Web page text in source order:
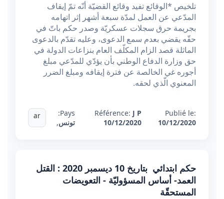
تلخيص *الوقائع تفيد وقائع القضيّة أنّه تمّ إيقاف
المدّعي عن العمل لمدّة سبعة أشهر إثر اتهامه
بجريمة حرق سجلات عسكريّة وصدر حكم باتّ في
حقّه يقضي بعدم سمع الدعوى، وعليه تقدّم بالدعوى
الماثلة قصد الزام المكلّف العام بنزاعات الدولة في
حق وزارة الدفاع الوطني بأن يؤدّي للمدّعي مبلغ
أجوره غي الخالصة عن فترة إيقافه ومبلغ الضرر
المعنوي الّذي لحقه.
Publié le:
10/12/2020
Référence: J P
10/12/2020
Pays:
تونس,
ar
حكم ابتدائي بتاريخ 10 ديسمبر 2020 : القتل
العمد- أساس المسؤوليّة - التعويضات
المستحقّة